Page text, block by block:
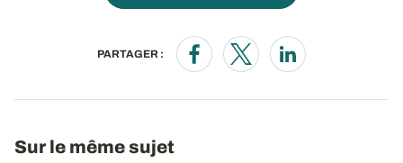
PARTAGER :
Opens in a new window
Opens in a new window
Opens in a new
Sur le même sujet